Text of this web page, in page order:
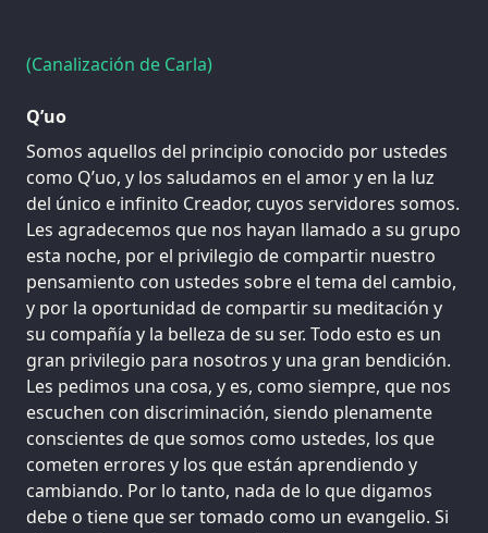
(Canalización de Carla)
Q’uo
Somos aquellos del principio conocido por ustedes
como Q’uo, y los saludamos en el amor y en la luz
del único e infinito Creador, cuyos servidores somos.
Les agradecemos que nos hayan llamado a su grupo
esta noche, por el privilegio de compartir nuestro
pensamiento con ustedes sobre el tema del cambio,
y por la oportunidad de compartir su meditación y
su compañía y la belleza de su ser. Todo esto es un
gran privilegio para nosotros y una gran bendición.
Les pedimos una cosa, y es, como siempre, que nos
escuchen con discriminación, siendo plenamente
conscientes de que somos como ustedes, los que
cometen errores y los que están aprendiendo y
cambiando. Por lo tanto, nada de lo que digamos
debe o tiene que ser tomado como un evangelio. Si